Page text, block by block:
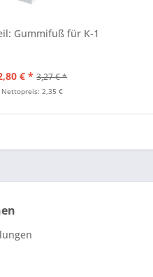
Gummifuß für K-1
€ * 3,27 € *
Nettopreis: 2,35 €